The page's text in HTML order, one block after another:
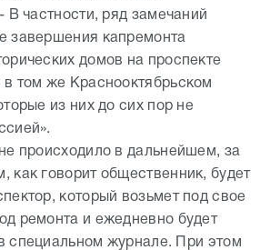
В частности, ряд замечаний
завершения капремонта
домов на проспекте
том же Краснооктябрьском
из них до сих пор не
происходило в дальнейшем, за
как говорит общественник, будет
который возьмет под свое
ремонта и ежедневно будет
специальном журнале. При этом